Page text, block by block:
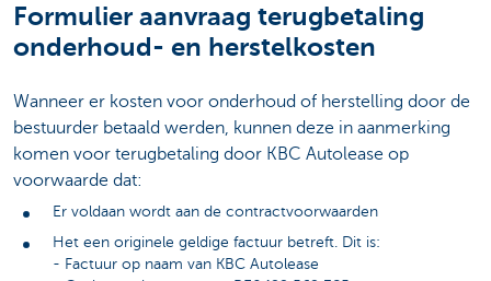
Formulier aanvraag terugbetaling
onderhoud- en herstelkosten
Wanneer er kosten voor onderhoud of herstelling door de
bestuurder betaald werden, kunnen deze in aanmerking
komen voor terugbetaling door KBC Autolease op
voorwaarde dat:
Er voldaan wordt aan de contractvoorwaarden
Het een originele geldige factuur betreft. Dit is:
- Factuur op naam van KBC Autolease